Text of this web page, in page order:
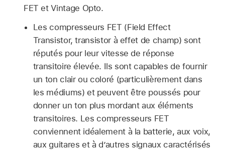
FET et Vintage Opto.
Les compresseurs FET (Field Effect
Transistor, transistor à effet de champ) sont
réputés pour leur vitesse de réponse
transitoire élevée. Ils sont capables de fournir
un ton clair ou coloré (particulièrement dans
les médiums) et peuvent être poussés pour
donner un ton plus mordant aux éléments
transitoires. Les compresseurs FET
conviennent idéalement à la batterie, aux voix,
aux guitares et à d’autres signaux caractérisés